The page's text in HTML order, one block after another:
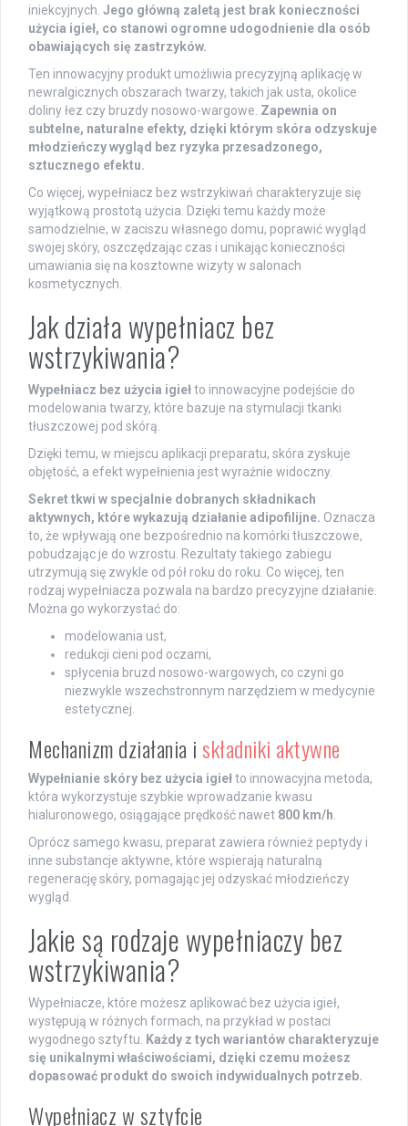
iniekcyjnych. Jego główną zaletą jest brak konieczności
użycia igieł, co stanowi ogromne udogodnienie dla osób
obawiających się zastrzyków.
Ten innowacyjny produkt umożliwia precyzyjną aplikację w
newralgicznych obszarach twarzy, takich jak usta, okolice
doliny łez czy bruzdy nosowo-wargowe. Zapewnia on
subtelne, naturalne efekty, dzięki którym skóra odzyskuje
młodzieńczy wygląd bez ryzyka przesadzonego,
sztucznego efektu.
Co więcej, wypełniacz bez wstrzykiwań charakteryzuje się
wyjątkową prostotą użycia. Dzięki temu każdy może
samodzielnie, w zaciszu własnego domu, poprawić wygląd
swojej skóry, oszczędzając czas i unikając konieczności
umawiania się na kosztowne wizyty w salonach
kosmetycznych.
Jak działa wypełniacz bez
wstrzykiwania?
Wypełniacz bez użycia igiełto innowacyjne podejście do
modelowania twarzy, które bazuje na stymulacji tkanki
tłuszczowej pod skórą.
Dzięki temu, w miejscu aplikacji preparatu, skóra zyskuje
objętość, a efekt wypełnienia jest wyraźnie widoczny.
Sekret tkwi w specjalnie dobranych składnikach
aktywnych, które wykazują działanie adipofilijne. Oznacza
to, że wpływają one bezpośrednio na komórki tłuszczowe,
pobudzając je do wzrostu. Rezultaty takiego zabiegu
utrzymują się zwykle od pół roku do roku. Co więcej, ten
rodzaj wypełniacza pozwala na bardzo precyzyjne działanie.
Można go wykorzystać do:
modelowania ust,
redukcji cieni pod oczami,
spłycenia bruzd nosowo-wargowych, co czyni go
niezwykle wszechstronnym narzędziem w medycynie
estetycznej.
Mechanizm działania iskładniki aktywne
Wypełnianie skóry bez użycia igiełto innowacyjna metoda,
która wykorzystuje szybkie wprowadzanie kwasu
hialuronowego, osiągające prędkość nawet 800 km/h
Oprócz samego kwasu, preparat zawiera również peptydy i
inne substancje aktywne, które wspierają naturalną
regenerację skóry, pomagając jej odzyskać młodzieńczy
wygląd.
Jakie są rodzaje wypełniaczy bez
wstrzykiwania?
Wypełniacze, które możesz aplikować bez użycia igieł,
występują w różnych formach, na przykład w postaci
wygodnego sztyftu. Każdy z tych wariantów charakteryzuje
się unikalnymi właściwościami, dzięki czemu możesz
dopasować produkt do swoich indywidualnych potrzeb.
Wypełniacz w sztyfcie